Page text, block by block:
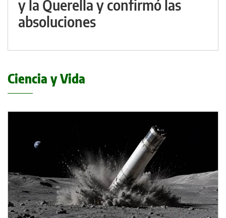
y la Querella y confirmó las
absoluciones
Ciencia y Vida